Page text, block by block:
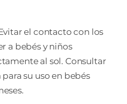
el contacto con los
a bebés y niños
al sol. Consultar
su uso en bebés